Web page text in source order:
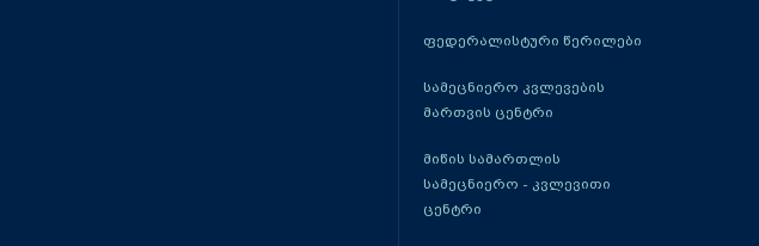
ფედერალისტური წერილები
სამეცნიერო კვლევების
მართვის ცენტრი
მიწის სამართლის
სამეცნიერო - კვლევითი
ცენტრი